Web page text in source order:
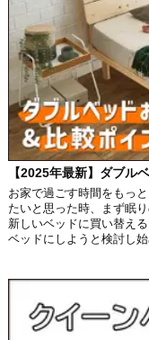
【2025年最新】ダブル
お家で過ごす時間をもっ
たいと思った時、まず眠
新しいベッドに買い替え
ベッドにしようと検討し